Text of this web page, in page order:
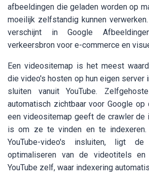
afbeeldingen die geladen worden op
moeilijk zelfstandig kunnen
verschijnt in Google
verkeersbron voor e-commerce en
Een videositemap is het meest
die video's hosten op hun eigen server
sluiten vanuit YouTube.
automatisch zichtbaar voor Google op
een videositemap geeft de crawler de
is om ze te vinden en te indexeren.
YouTube-video's insluiten, ligt
optimaliseren van de videotitels en
YouTube zelf, waar indexering